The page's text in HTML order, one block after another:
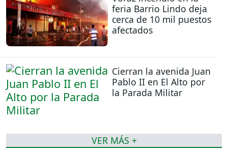
feria Barrio Lindo deja
cerca de 10 mil puestos
afectados
Cierran la avenida Juan
Pablo II en El Alto por
la Parada Militar
VER MÁS +